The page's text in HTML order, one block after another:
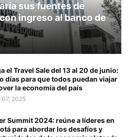
sus fuentes de
ingreso al banco de
el Travel Sale del 13 al 20 de junio:
días para que todos puedan viajar
la economía del país
07, 2025
Summit 2024: reúne a líderes en
para abordar los desafíos y